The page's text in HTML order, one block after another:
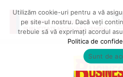
Utilizăm cookie-uri pentru a vă
pe site-ul nostru. Dacă veți
trebuie să vă exprimați acordul
Politica de
Sunt de